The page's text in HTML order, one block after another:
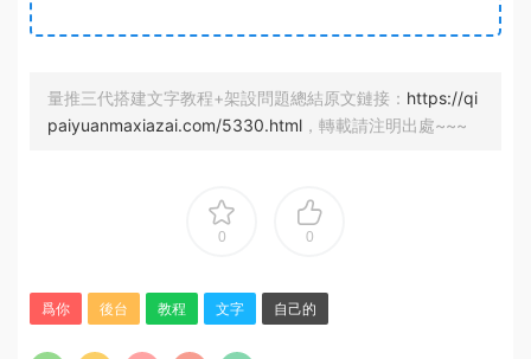
量推三代搭建文字教程+架設問題總結原文鏈接： https://qi
paiyuanmaxiazai.com/5330.html ，轉載請注明出處~~~
0 0
爲你 後台 教程 文字 自己的